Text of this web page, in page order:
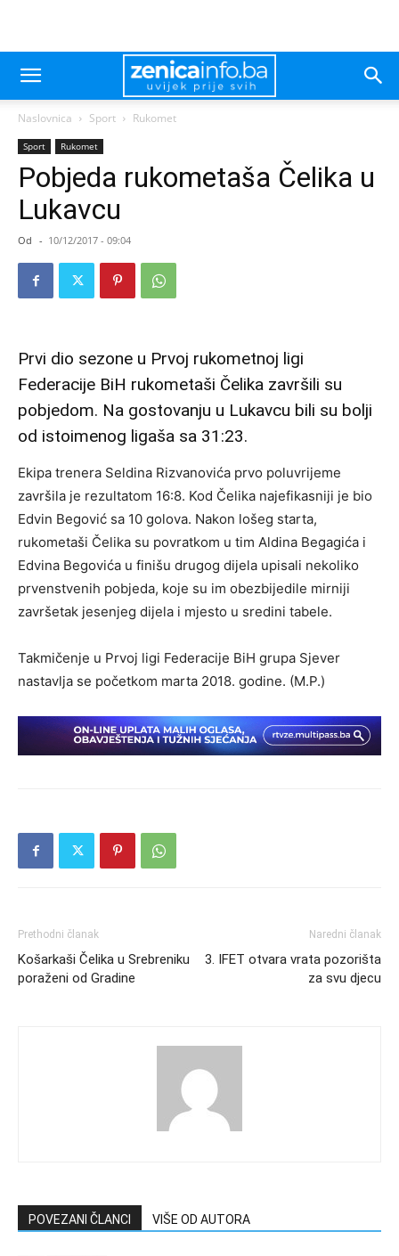
Naslovnica Sport Rukomet
Sport Rukomet
Pobjeda rukometaša Čelika u
Lukavcu
Od - 10/12/2017 - 09:04
Prvi dio sezone u Prvoj rukometnoj ligi
Federacije BiH rukometaši Čelika završili su
pobjedom. Na gostovanju u Lukavcu bili su bolji
od istoimenog ligaša sa 31:23.
Ekipa trenera Seldina Rizvanovića prvo poluvrijeme
završila je rezultatom 16:8. Kod Čelika najefikasniji je bio
Edvin Begović sa 10 golova. Nakon lošeg starta,
rukometaši Čelika su povratkom u tim Aldina Begagića i
Edvina Begovića u finišu drugog dijela upisali nekoliko
prvenstvenih pobjeda, koje su im obezbijedile mirniji
završetak jesenjeg dijela i mjesto u sredini tabele.
Takmičenje u Prvoj ligi Federacije BiH grupa Sjever
nastavlja se početkom marta 2018. godine. (M.P.)
Prethodni članak
Košarkaši Čelika u Srebreniku
poraženi od Gradine
Naredni članak
3. IFET otvara vrata pozorišta
za svu djecu
POVEZANI ČLANCI VIŠE OD AUTORA